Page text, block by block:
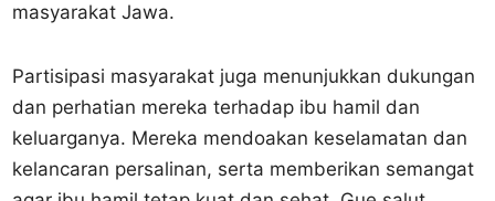
masyarakat Jawa.
Partisipasi masyarakat juga menunjukkan dukungan
dan perhatian mereka terhadap ibu hamil dan
keluarganya. Mereka mendoakan keselamatan dan
kelancaran persalinan, serta memberikan semangat